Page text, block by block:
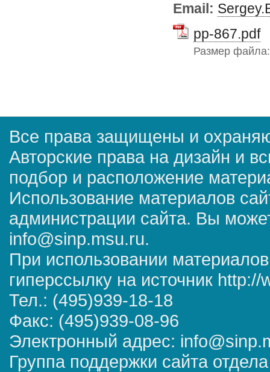
Email:
pp-867.pdf
Размер
Все права защищены и
Авторские права на дизайн и
подбор и расположение
Использование материалов
администрации сайта. Вы
info@sinp.msu.ru.
При использовании
гиперссылку на источник
Тел.: (495)939-18-18
Факс: (495)939-08-96
Электронный адрес:
Группа поддержки сайта